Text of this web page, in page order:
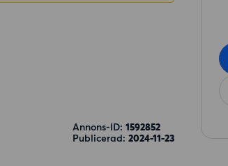
Annons-ID: 1592852
Publicerad: 2024-11-23